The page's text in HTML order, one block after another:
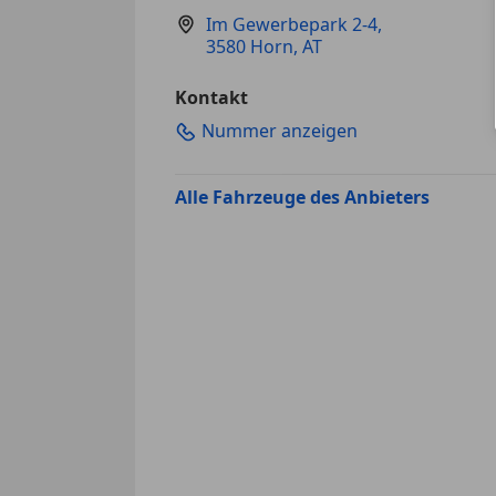
Im Gewerbepark 2-4,
3580 Horn, AT
Kontakt
Nummer anzeigen
Alle Fahrzeuge des Anbieters